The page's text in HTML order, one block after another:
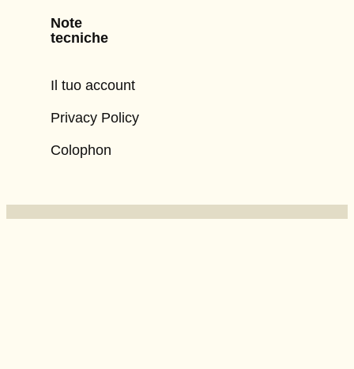
Note
tecniche
Il tuo account
Privacy Policy
Colophon